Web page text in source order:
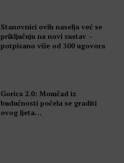
Stanovnici ovih naselja već se
priključuju na novi sustav –
potpisano više od 300 ugovora
Gorica 2.0: Momčad iz
budućnosti počela se graditi
ovog ljeta…